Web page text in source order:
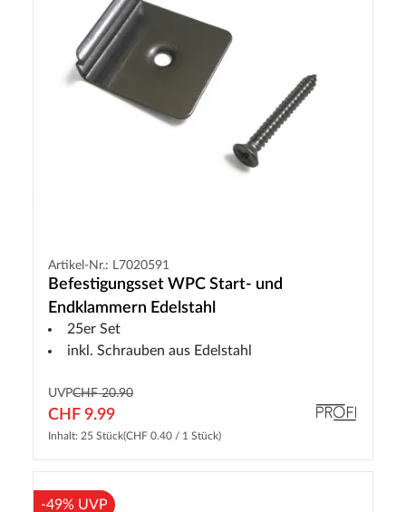
Artikel-Nr.: L7020591
Befestigungsset WPC Start- und
Endklammern Edelstahl
25er Set
inkl. Schrauben aus Edelstahl
UVPCHF 20.90
CHF 9.99
Inhalt: 25 Stück(CHF 0.40 / 1 Stück)
-49% UVP